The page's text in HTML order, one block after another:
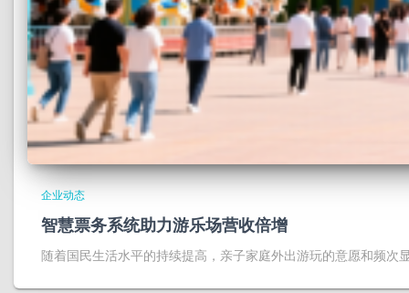
企业动态
智慧票务系统助力游乐场营收倍增
随着国民生活水平的持续提高，亲子家庭外出游玩的意愿和频次